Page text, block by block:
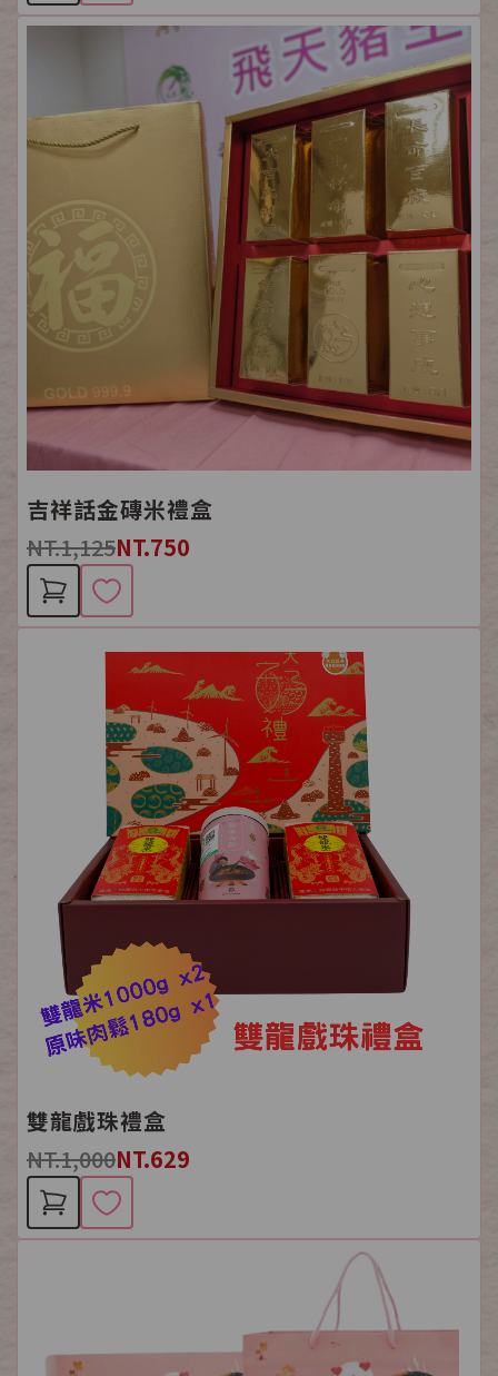
吉祥話金磚米禮盒
NT.1,125NT.750
雙龍戲珠禮盒
NT.1,000NT.629